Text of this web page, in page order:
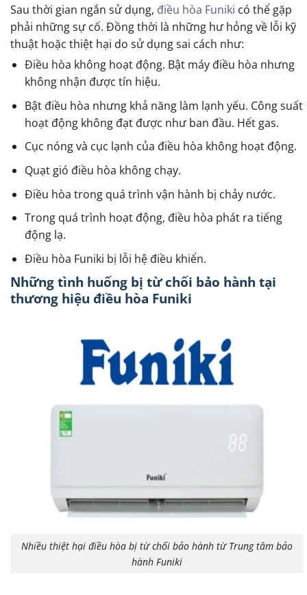
Sau thời gian ngắn sử dụng, điều hòa Funiki có thể gặp
phải những sự cố. Đồng thời là những hư hỏng về lỗi kỹ
thuật hoặc thiệt hại do sử dụng sai cách như:
Điều hòa không hoạt động. Bật máy điều hòa nhưng
không nhận được tín hiệu.
Bật điều hòa nhưng khả năng làm lạnh yếu. Công suất
hoạt động không đạt được như ban đầu. Hết gas.
Cục nóng và cục lạnh của điều hòa không hoạt động.
Quạt gió điều hòa không chạy.
Điều hòa trong quá trình vận hành bị chảy nước.
Trong quá trình hoạt động, điều hòa phát ra tiếng
động lạ.
Điều hòa Funiki bị lỗi hệ điều khiển.
Những tình huống bị từ chối bảo hành tại
thương hiệu điều hòa Funiki
Nhiều thiệt hại điều hòa bị từ chối bảo hành từ Trung tâm bảo
hành Funiki